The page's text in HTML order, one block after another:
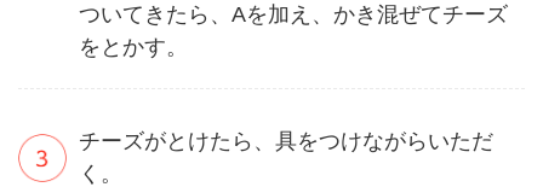
ついてきたら、Aを加え、かき混ぜてチーズ
をとかす。
チーズがとけたら、具をつけながらいただ
く。